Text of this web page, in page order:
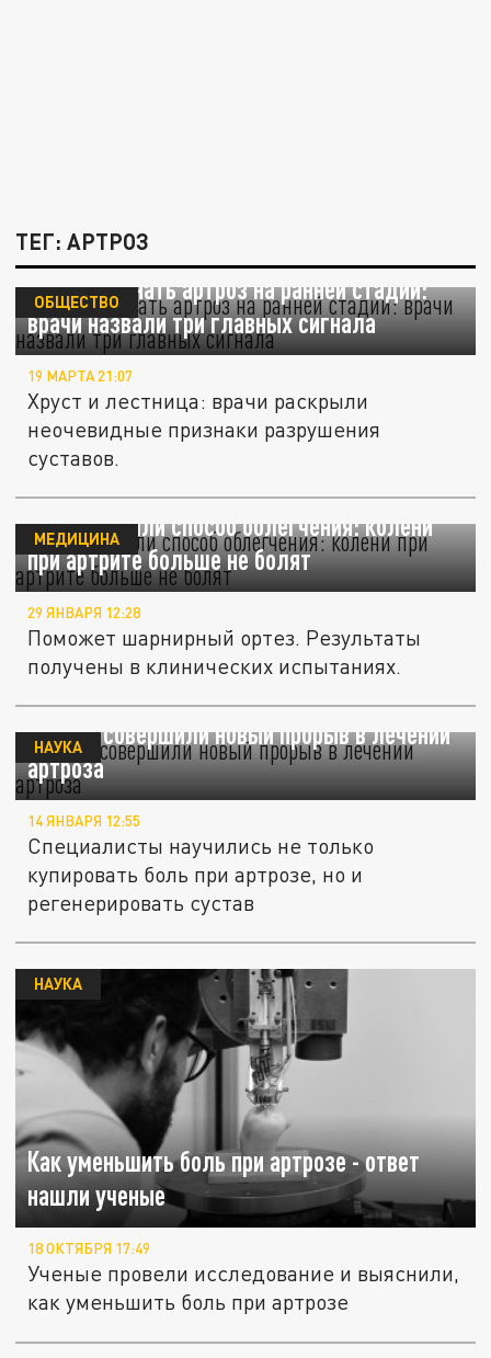
ТЕГ: АРТРОЗ
Как распознать артроз на ранней стадии:
врачи назвали три главных сигнала
ОБЩЕСТВО
19 МАРТА 21:07
Хруст и лестница: врачи раскрыли
неочевидные признаки разрушения
суставов.
Ученые нашли способ облегчения: колени
при артрите больше не болят
МЕДИЦИНА
29 ЯНВАРЯ 12:28
Поможет шарнирный ортез. Результаты
получены в клинических испытаниях.
Ученые совершили новый прорыв в лечении
артроза
НАУКА
14 ЯНВАРЯ 12:55
Специалисты научились не только
купировать боль при артрозе, но и
регенерировать сустав
Как уменьшить боль при артрозе - ответ
нашли ученые
НАУКА
18 ОКТЯБРЯ 17:49
Ученые провели исследование и выяснили,
как уменьшить боль при артрозе